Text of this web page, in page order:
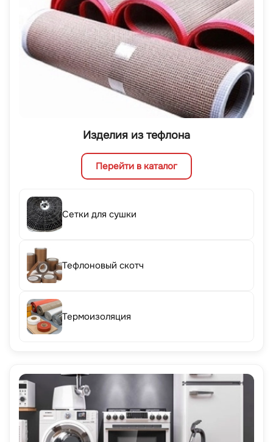
Изделия из тефлона
Перейти в каталог
Сетки для сушки
Тефлоновый скотч
Термоизоляция